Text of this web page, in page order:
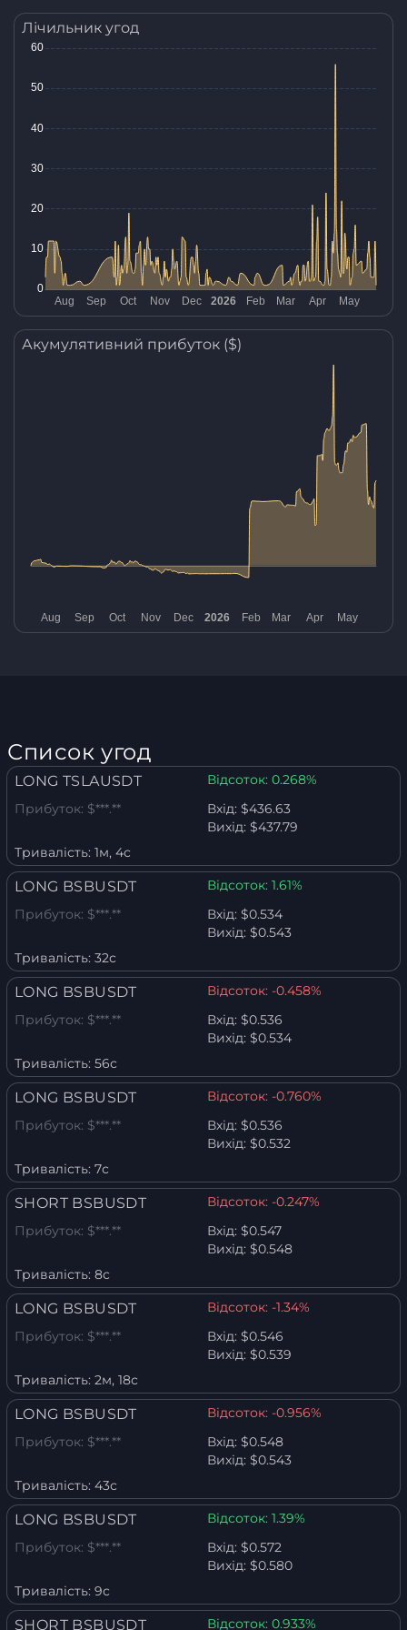
Лічильник угод
Акумулятивний прибуток ($)
Список угод
LONG TSLAUSDT Відсоток: 0.268%
Прибуток: $***.** Вхід: $436.63
Вихід: $437.79
Тривалість: 1м, 4с
LONG BSBUSDT Відсоток: 1.61%
Прибуток: $***.** Вхід: $0.534
Вихід: $0.543
Тривалість: 32с
LONG BSBUSDT Відсоток: -0.458%
Прибуток: $***.** Вхід: $0.536
Вихід: $0.534
Тривалість: 56с
LONG BSBUSDT Відсоток: -0.760%
Прибуток: $***.** Вхід: $0.536
Вихід: $0.532
Тривалість: 7с
SHORT BSBUSDT Відсоток: -0.247%
Прибуток: $***.** Вхід: $0.547
Вихід: $0.548
Тривалість: 8с
LONG BSBUSDT Відсоток: -1.34%
Прибуток: $***.** Вхід: $0.546
Вихід: $0.539
Тривалість: 2м, 18с
LONG BSBUSDT Відсоток: -0.956%
Прибуток: $***.** Вхід: $0.548
Вихід: $0.543
Тривалість: 43с
LONG BSBUSDT Відсоток: 1.39%
Прибуток: $***.** Вхід: $0.572
Вихід: $0.580
Тривалість: 9с
SHORT BSBUSDT Відсоток: 0.933%